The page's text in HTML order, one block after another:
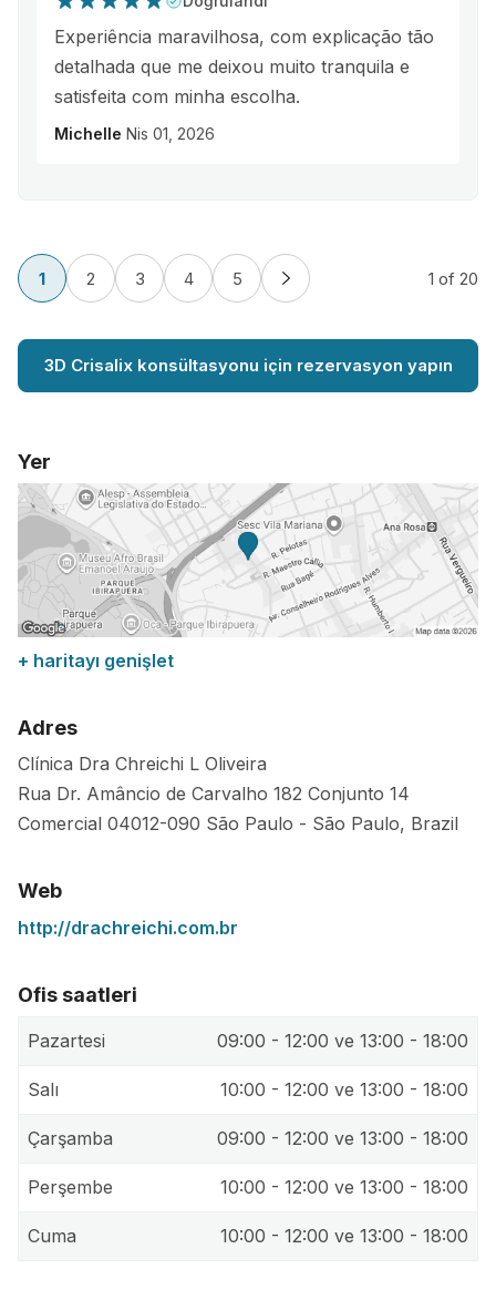
Experiência maravilhosa, com explicação tão
detalhada que me deixou muito tranquila e
satisfeita com minha escolha.
Michelle Nis 01, 2026
1 2 3 4 5 1 of 20
3D Crisalix konsültasyonu için rezervasyon yapın
Yer
+ haritayı genişlet
Adres
Clínica Dra Chreichi L Oliveira
Rua Dr. Amâncio de Carvalho 182 Conjunto 14
Comercial 04012-090 São Paulo - São Paulo, Brazil
Web
http://drachreichi.com.br
Ofis saatleri
Pazartesi 09:00 - 12:00 ve 13:00 - 18:00
Salı 10:00 - 12:00 ve 13:00 - 18:00
Çarşamba 09:00 - 12:00 ve 13:00 - 18:00
Perşembe 10:00 - 12:00 ve 13:00 - 18:00
Cuma 10:00 - 12:00 ve 13:00 - 18:00